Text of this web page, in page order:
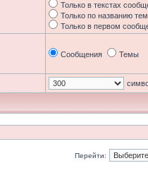
Только в текстах
Только по названию
Только в первом
Сообщения Темы
Перейти: